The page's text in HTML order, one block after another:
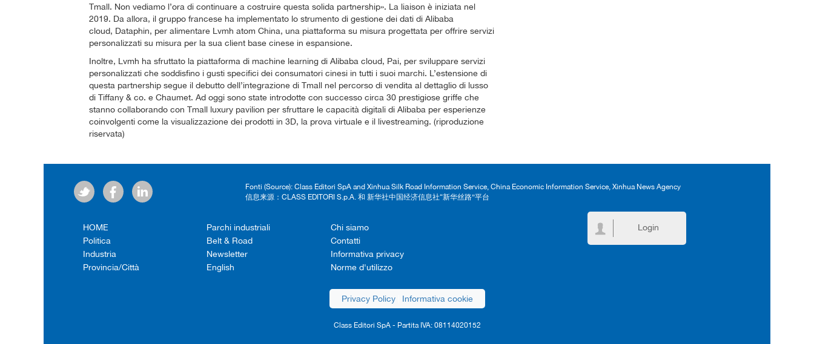
Tmall. Non vediamo l’ora di continuare a costruire questa solida partnership». La liaison è iniziata nel
2019. Da allora, il gruppo francese ha implementato lo strumento di gestione dei dati di Alibaba
cloud, Dataphin, per alimentare Lvmh atom China, una piattaforma su misura progettata per offrire servizi
personalizzati su misura per la sua client base cinese in espansione.
Inoltre, Lvmh ha sfruttato la piattaforma di machine learning di Alibaba cloud, Pai, per sviluppare servizi
personalizzati che soddisfino i gusti specifici dei consumatori cinesi in tutti i suoi marchi. L’estensione di
questa partnership segue il debutto dell’integrazione di Tmall nel percorso di vendita al dettaglio di lusso
di Tiffany & co. e Chaumet. Ad oggi sono state introdotte con successo circa 30 prestigiose griffe che
stanno collaborando con Tmall luxury pavilion per sfruttare le capacità digitali di Alibaba per esperienze
coinvolgenti come la visualizzazione dei prodotti in 3D, la prova virtuale e il livestreaming. (riproduzione
riservata)
Fonti (Source): Class Editori SpA and Xinhua Silk Road Information Service, China Economic Information Service, Xinhua News Agency
信息来源：CLASS EDITORI S.p.A. 和 新华社中国经济信息社“新华丝路”平台
HOME
Politica
Industria
Provincia/Città
Parchi industriali
Belt & Road
Newsletter
English
Chi siamo
Contatti
Informativa privacy
Norme d'utilizzo
Login
Privacy Policy| Informativa cookie
Class Editori SpA - Partita IVA: 08114020152